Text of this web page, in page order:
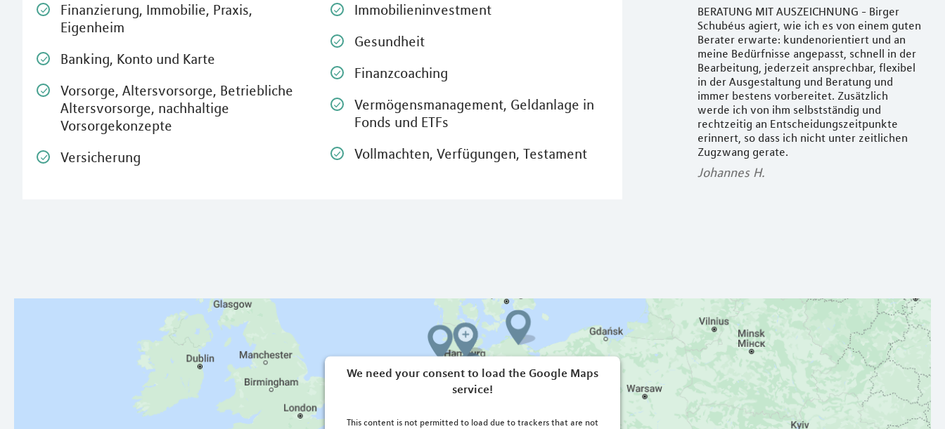
BERATUNG MIT AUSZEICHNUNG - Birger
Schubéus agiert, wie ich es von einem guten
Berater erwarte: kundenorientiert und an
meine Bedürfnisse angepasst, schnell in der
Bearbeitung, jederzeit ansprechbar, flexibel
in der Ausgestaltung und Beratung und
immer bestens vorbereitet. Zusätzlich
werde ich von ihm selbstständig und
rechtzeitig an Entscheidungszeitpunkte
erinnert, so dass ich nicht unter zeitlichen
Zugzwang gerate.
Johannes H.
Finanzierung, Immobilie, Praxis,
Eigenheim
Banking, Konto und Karte
Vorsorge, Altersvorsorge, Betriebliche
Altersvorsorge, nachhaltige
Vorsorgekonzepte
Versicherung
Immobilieninvestment
Gesundheit
Finanzcoaching
Vermögensmanagement, Geldanlage in
Fonds und ETFs
Vollmachten, Verfügungen, Testament
We need your consent to load the Google Maps
service!
This content is not permitted to load due to trackers that are not